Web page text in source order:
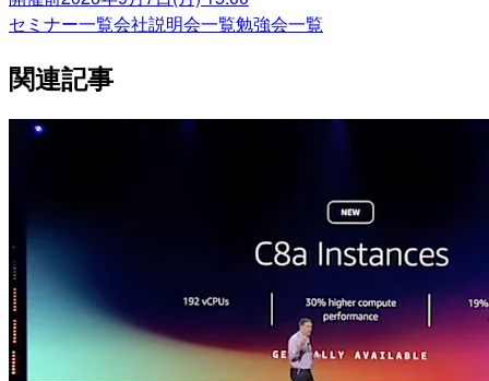
セミナー一覧会社説明会一覧勉強会一覧
関連記事